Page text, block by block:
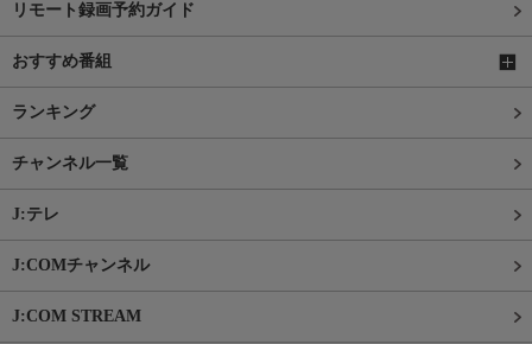
リモート録画予約ガイド
おすすめ番組
ランキング
チャンネル一覧
J:テレ
J:COMチャンネル
J:COM STREAM